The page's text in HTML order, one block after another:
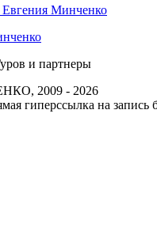
Минченко
и партнеры
2009 - 2026
гиперссылка на запись